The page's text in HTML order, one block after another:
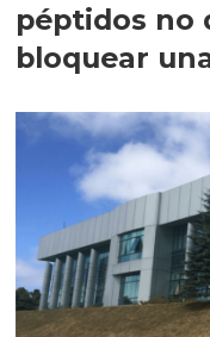
péptidos no
bloquear